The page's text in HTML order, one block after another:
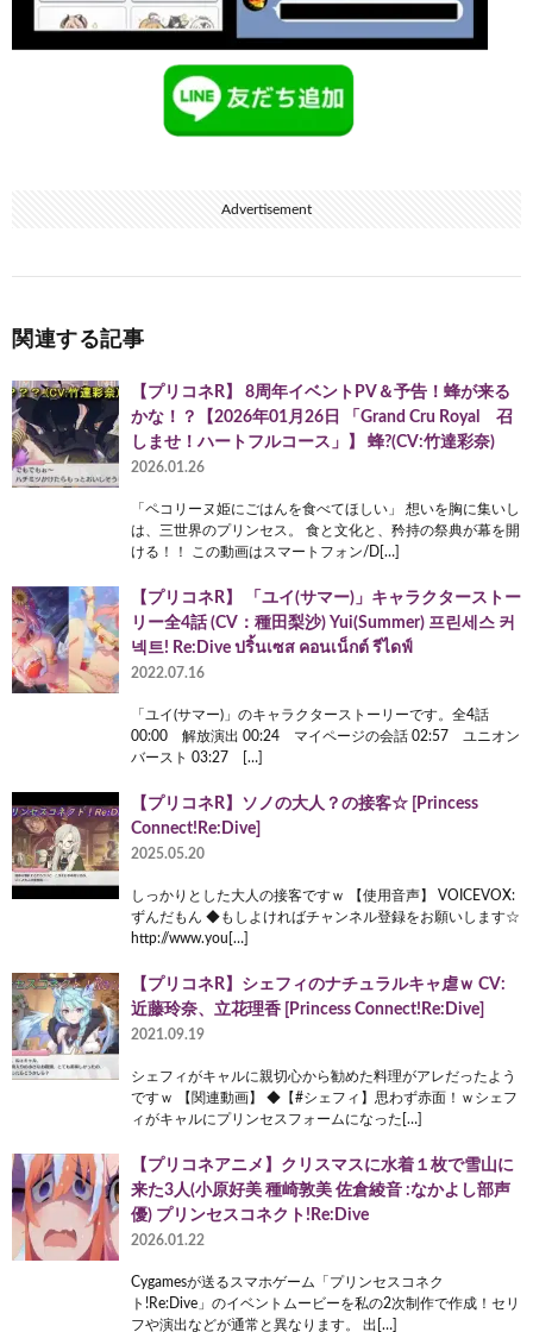
Advertisement
関連する記事
【プリコネR】 8周年イベントPV＆予告！蜂が来る
かな！？【2026年01月26日 「Grand Cru Royal 召
しませ！ハートフルコース」】 蜂?(CV:竹達彩奈)
2026.01.26
「ペコリーヌ姫にごはんを食べてほしい」 想いを胸に集いし
は、三世界のプリンセス。 食と文化と、矜持の祭典が幕を開
ける！！ この動画はスマートフォン/D[…]
【プリコネR】 「ユイ(サマー)」キャラクターストー
リー全4話 (CV：種田梨沙) Yui(Summer) 프린세스 커
넥트! Re:Dive ปริ้นเซส คอนเน็กต์ รีไดฟ์
2022.07.16
「ユイ(サマー)」のキャラクターストーリーです。全4話
00:00 解放演出 00:24 マイページの会話 02:57 ユニオン
バースト 03:27 […]
【プリコネR】ソノの大人？の接客☆ [Princess
Connect!Re:Dive]
2025.05.20
しっかりとした大人の接客ですｗ 【使用音声】 VOICEVOX:
ずんだもん ◆もしよければチャンネル登録をお願いします☆
http://www.you[…]
【プリコネR】シェフィのナチュラルキャ虐ｗ CV:
近藤玲奈、立花理香 [Princess Connect!Re:Dive]
2021.09.19
シェフィがキャルに親切心から勧めた料理がアレだったよう
ですｗ 【関連動画】 ◆【#シェフィ】思わず赤面！ｗシェフ
ィがキャルにプリンセスフォームになった[…]
【プリコネアニメ】クリスマスに水着１枚で雪山に
来た3人(小原好美 種崎敦美 佐倉綾音 :なかよし部声
優) プリンセスコネクト!Re:Dive
2026.01.22
Cygamesが送るスマホゲーム「プリンセスコネク
ト!Re:Dive」のイベントムービーを私の2次制作で作成！セリ
フや演出などが通常と異なります。 出[…]